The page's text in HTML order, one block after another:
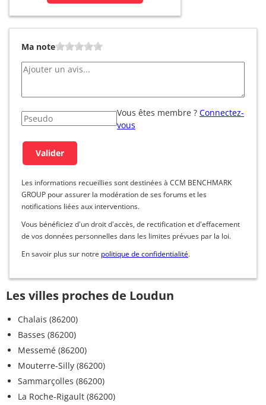
Ma note
Vous êtes membre ? Connectez-
vous
Les informations recueillies sont destinées à CCM BENCHMARK
GROUP pour assurer la modération de ses forums et les
notifications liées aux interventions.
Vous bénéficiez d'un droit d'accès, de rectification et d'effacement
de vos données personnelles dans les limites prévues par la loi.
En savoir plus sur notre politique de confidentialité.
Les villes proches de Loudun
Chalais (86200)
Basses (86200)
Messemé (86200)
Mouterre-Silly (86200)
Sammarçolles (86200)
La Roche-Rigault (86200)